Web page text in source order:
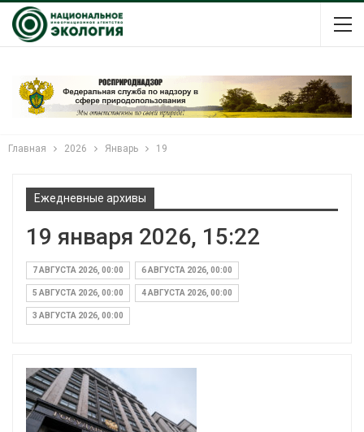
Главная 2026 Январь 19
Ежедневные архивы
19 января 2026, 15:22
7 АВГУСТА 2026, 00:00 6 АВГУСТА 2026, 00:00
5 АВГУСТА 2026, 00:00 4 АВГУСТА 2026, 00:00
3 АВГУСТА 2026, 00:00